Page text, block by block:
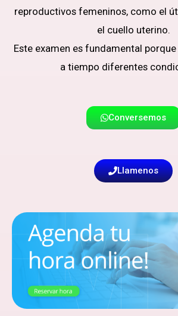
reproductivos femeninos, como el
el cuello uterino.
Este examen es fundamental
a tiempo diferentes
Conversemos
Llamenos